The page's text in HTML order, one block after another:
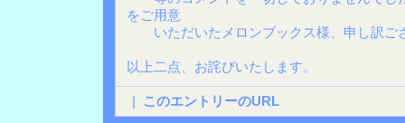
をご用意
いただいたメロンブックス様、申し訳ご
以上二点、お詫びいたします。
| このエントリーのURL